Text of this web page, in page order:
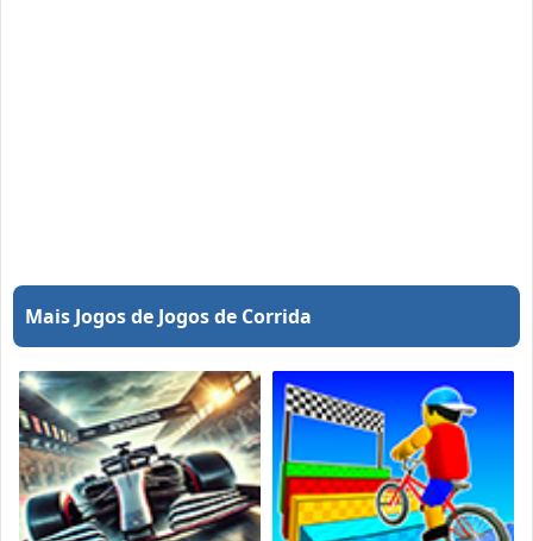
Mais Jogos de Jogos de Corrida